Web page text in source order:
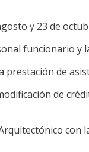
y 23 de
funcionario y
prestación de
de
con